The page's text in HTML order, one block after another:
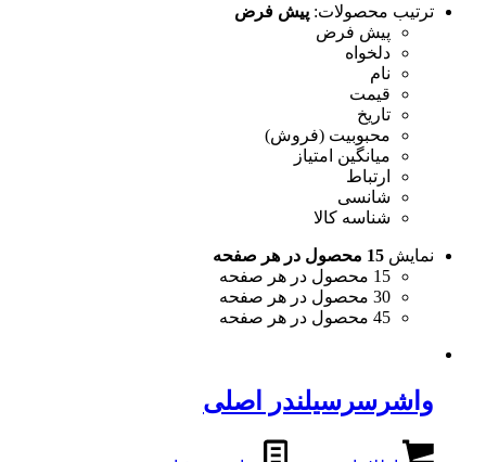
ترتیب محصولات: پیش فرض
پیش فرض
دلخواه
نام
قیمت
تاریخ
محبوبیت (فروش)
میانگین امتیاز
ارتباط
شانسی
شناسه کالا
نمایش 15 محصول در هر صفحه
15 محصول در هر صفحه
30 محصول در هر صفحه
45 محصول در هر صفحه
واشرسرسیلندر اصلی